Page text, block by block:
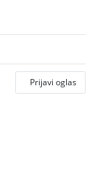
Prijavi oglas